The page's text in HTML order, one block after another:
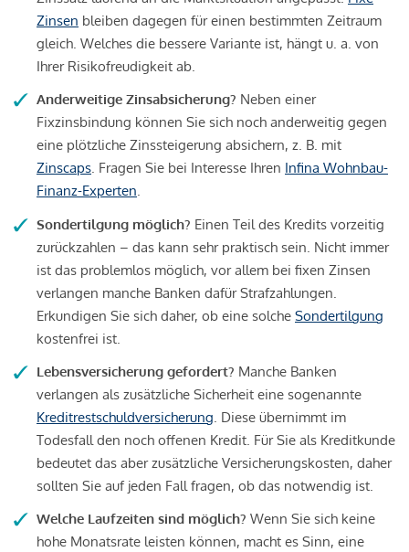
Zinsen bleiben dagegen für einen bestimmten Zeitraum
gleich. Welches die bessere Variante ist, hängt u. a. von
Ihrer Risikofreudigkeit ab.
Anderweitige Zinsabsicherung? Neben einer
Fixzinsbindung können Sie sich noch anderweitig gegen
eine plötzliche Zinssteigerung absichern, z. B. mit
Zinscaps. Fragen Sie bei Interesse Ihren Infina Wohnbau-
Finanz-Experten.
Sondertilgung möglich? Einen Teil des Kredits vorzeitig
zurückzahlen – das kann sehr praktisch sein. Nicht immer
ist das problemlos möglich, vor allem bei fixen Zinsen
verlangen manche Banken dafür Strafzahlungen.
Erkundigen Sie sich daher, ob eine solche Sondertilgung
kostenfrei ist.
Lebensversicherung gefordert? Manche Banken
verlangen als zusätzliche Sicherheit eine sogenannte
Kreditrestschuldversicherung. Diese übernimmt im
Todesfall den noch offenen Kredit. Für Sie als Kreditkunde
bedeutet das aber zusätzliche Versicherungskosten, daher
sollten Sie auf jeden Fall fragen, ob das notwendig ist.
Welche Laufzeiten sind möglich? Wenn Sie sich keine
hohe Monatsrate leisten können, macht es Sinn, eine